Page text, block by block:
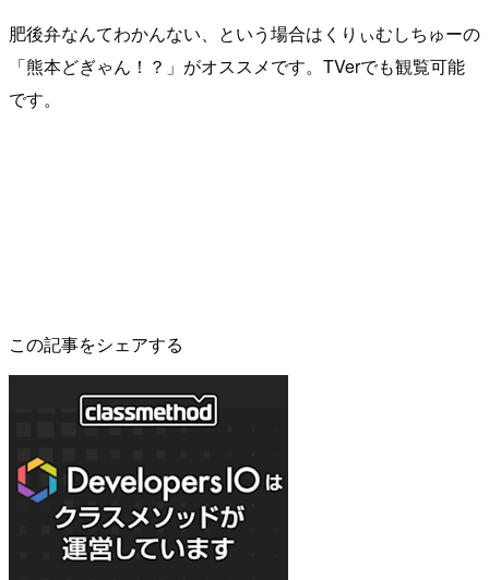
肥後弁なんてわかんない、という場合はくりぃむしちゅーの
「熊本どぎゃん！？」がオススメです。TVerでも観覧可能
です。
この記事をシェアする